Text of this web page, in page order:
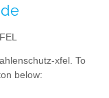
xfel. To
below: